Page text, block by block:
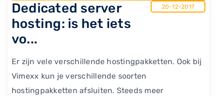
Dedicated server
hosting: is het iets
vo...
20-12-2017
Er zijn vele verschillende hostingpakketten. Ook bij
Vimexx kun je verschillende soorten
hostingpakketten afsluiten. Steeds meer